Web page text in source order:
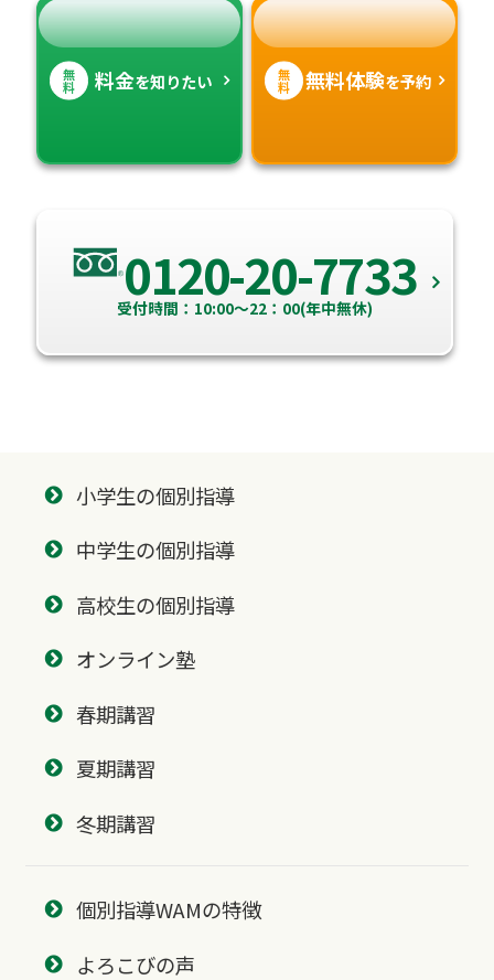
無
料 料金を知りたい 無
料 無料体験を予約
0120-20-7733
受付時間：10:00～22：00(年中無休)
小学生の個別指導
中学生の個別指導
高校生の個別指導
オンライン塾
春期講習
夏期講習
冬期講習
個別指導WAMの特徴
よろこびの声